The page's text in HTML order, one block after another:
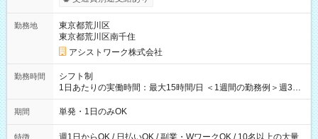
勤務地
東京都荒川区
東京都荒川区南千住
アシストワーク株式会社
勤務時間
シフト制
1日あたりの実働時間：最大15時間/日 ＜1週間の勤務例＞週3回
勤務 勤務：月・水・金 休み：火・木・土・日 好きな時にお仕事
可能です！ ※1日あたりの最大実働時間は日勤、夜勤共に勤務し
期間 単発・1日のみOK
特徴
週1日からOK / 日払いOK / 副業・WワークOK / 10名以上の大量